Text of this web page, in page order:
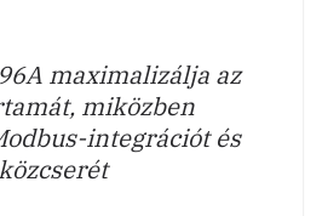
maximalizálja az
miközben
integrációt és